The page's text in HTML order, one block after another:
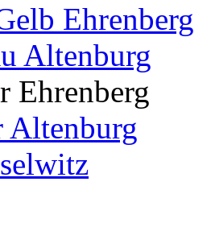
Ehrenberg
Altenburg
Ehrenberg
Altenburg